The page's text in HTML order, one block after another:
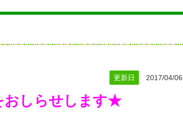
更新日 2017/04/06
おしらせします★